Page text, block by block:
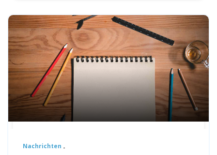
Nachrichten